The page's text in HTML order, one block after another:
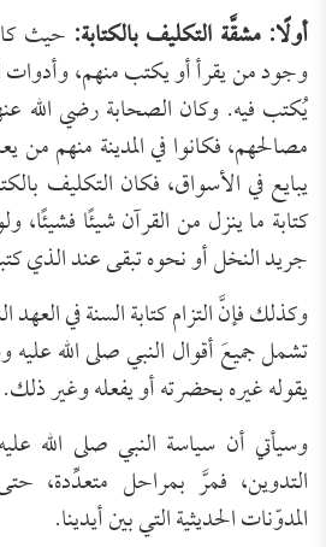
أولًا: مشقَّة التكليف بالكتابة: حيث
وجود من يقرأ أو يكتب منهم، وأدوات
يُكتب فيه. وكان الصحابة رضي الله
مصالحهم، فكانوا في المدينة منهم
يبايع في الأسواق، فكان التكليف
كتابة ما ينزل من القرآن شيئًا
جريد النخل أو نحوه تبقى عند الذي
وكذلك فإنَّ التزام كتابة السنة في العهد
تشمل جميعَ أقوال النبي صلى الله عليه
يقوله غيره بحضرته أو يفعله وغير ذلك.
وسيأتي أن سياسة النبي صلى الله
التدوين، فمرَّ بمراحل متعدِّدة،
المدوّنات الحديثية التي بين أيدينا.